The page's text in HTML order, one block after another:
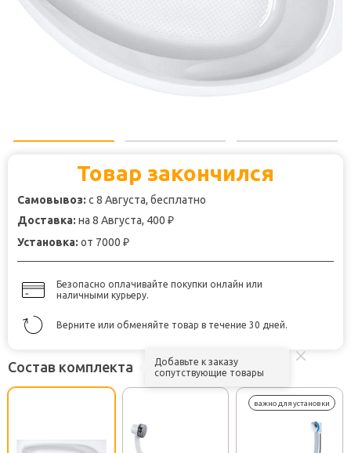
Товар закончился
Самовывоз: с 8 Августа, бесплатно
Доставка: на 8 Августа, 400 ₽
Установка: от 7000 ₽
Безопасно оплачивайте покупки онлайн или
наличными курьеру.
Верните или обменяйте товар в течение 30 дней.
Состав комплекта
Добавьте к заказу
сопутствующие товары